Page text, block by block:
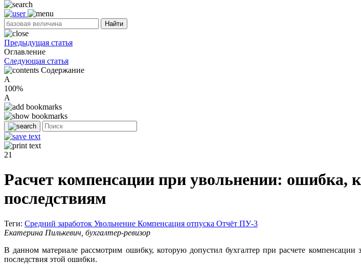
Найти
Предыдущая статья
Оглавление
Следующая статья
Содержание
A
100%
A
21
Расчет компенсации при увольнении: ошибка,
последствиям
Теги: Средний заработок Увольнение Компенсация отпуска Отчёт ПУ-3
Екатерина Пилькевич, бухгалтер-ревизор
В данном материале рассмотрим ошибку, которую допустил бухгалтер при расчете компенсации
последствия этой ошибки.